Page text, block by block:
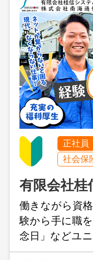
正社員
社会保
有限会社桂
働きながら資
験から手に職
念日」などユ
トも大切にで